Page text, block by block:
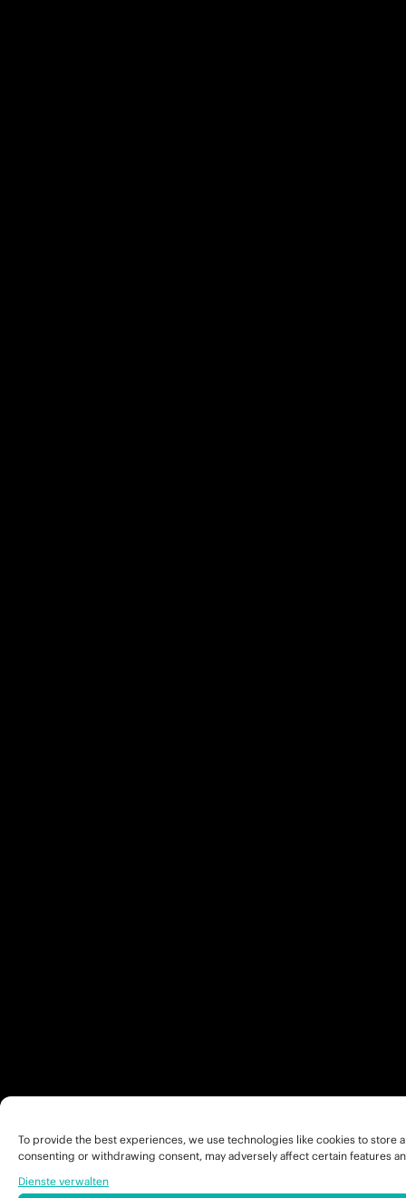
To provide the best experiences, we use technologies like cookies to
consenting or withdrawing consent, may adversely affect certain features
Dienste verwalten